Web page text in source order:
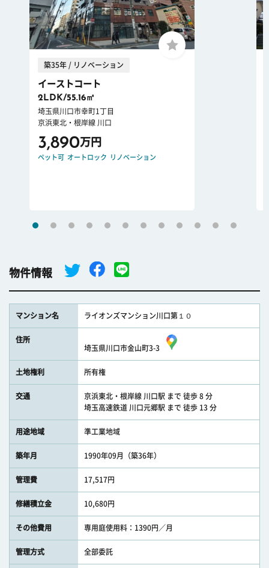
築35年 / リノベーション
イーストコート
2LDK/55.16㎡
埼玉県川口市幸町1丁目
京浜東北・根岸線 川口
3,890万円
ペット可 オートロック リノベーション
物件情報
マンション名 ライオンズマンション川口第１０
住所
埼玉県川口市金山町3-3
土地権利 所有権
交通
京浜東北・根岸線 川口駅 まで 徒歩 8 分
埼玉高速鉄道 川口元郷駅 まで 徒歩 13 分
用途地域 準工業地域
築年月 1990年09月（築36年）
管理費 17,517円
修繕積立金 10,680円
その他費用 専用庭使用料：1390円／月
管理方式 全部委託